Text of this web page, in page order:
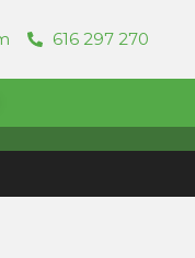
616 297 270